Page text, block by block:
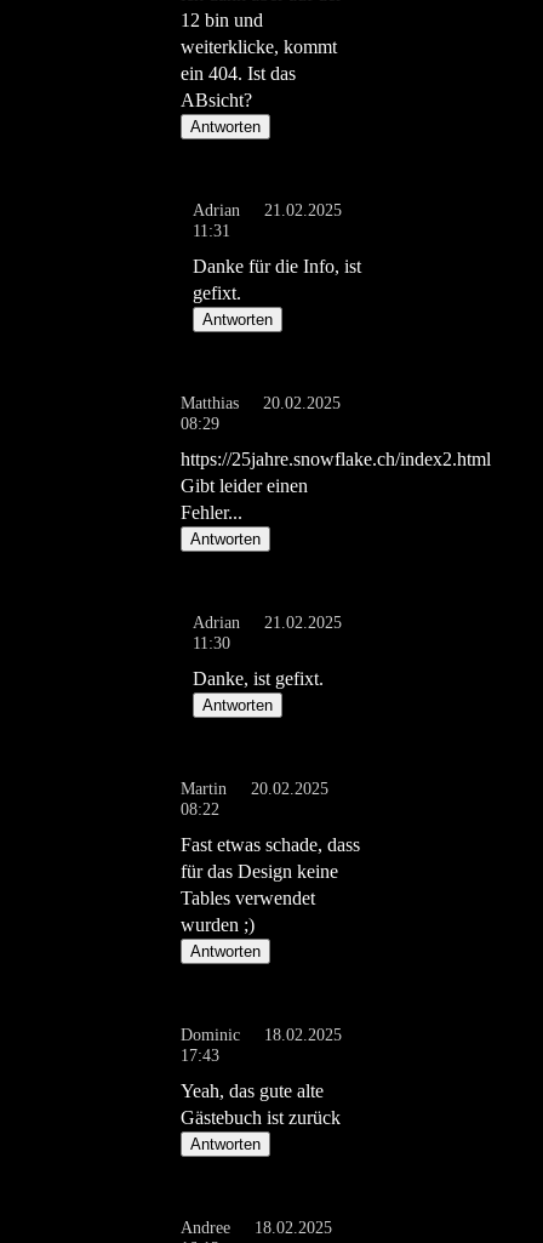
12 bin und
weiterklicke, kommt
ein 404. Ist das
ABsicht?
Antworten
Adrian
21.02.2025
11:31
Danke für die Info, ist
gefixt.
Antworten
Matthias
20.02.2025
08:29
https://25jahre.snowflake.ch/index2.html
Gibt leider einen
Fehler...
Antworten
Adrian
21.02.2025
11:30
Danke, ist gefixt.
Antworten
Martin
20.02.2025
08:22
Fast etwas schade, dass
für das Design keine
Tables verwendet
wurden ;)
Antworten
Dominic
18.02.2025
17:43
Yeah, das gute alte
Gästebuch ist zurück
Antworten
Andree
18.02.2025